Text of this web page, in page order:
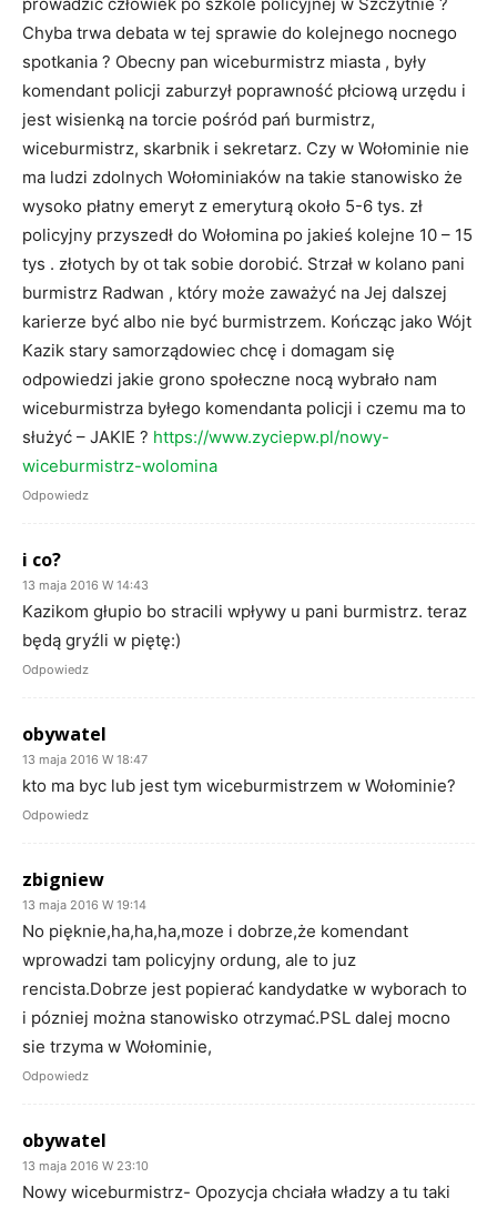
Chyba trwa debata w tej sprawie do kolejnego nocnego
spotkania ? Obecny pan wiceburmistrz miasta , były
komendant policji zaburzył poprawność płciową urzędu i
jest wisienką na torcie pośród pań burmistrz,
wiceburmistrz, skarbnik i sekretarz. Czy w Wołominie nie
ma ludzi zdolnych Wołominiaków na takie stanowisko że
wysoko płatny emeryt z emeryturą około 5-6 tys. zł
policyjny przyszedł do Wołomina po jakieś kolejne 10 – 15
tys . złotych by ot tak sobie dorobić. Strzał w kolano pani
burmistrz Radwan , który może zaważyć na Jej dalszej
karierze być albo nie być burmistrzem. Kończąc jako Wójt
Kazik stary samorządowiec chcę i domagam się
odpowiedzi jakie grono społeczne nocą wybrało nam
wiceburmistrza byłego komendanta policji i czemu ma to
służyć – JAKIE ? https://www.zyciepw.pl/nowy-
wiceburmistrz-wolomina
Odpowiedz
i co?
13 maja 2016 W 14:43
Kazikom głupio bo stracili wpływy u pani burmistrz. teraz
będą gryźli w piętę:)
Odpowiedz
obywatel
13 maja 2016 W 18:47
kto ma byc lub jest tym wiceburmistrzem w Wołominie?
Odpowiedz
zbigniew
13 maja 2016 W 19:14
No pięknie,ha,ha,ha,moze i dobrze,że komendant
wprowadzi tam policyjny ordung, ale to juz
rencista.Dobrze jest popierać kandydatke w wyborach to
i pózniej można stanowisko otrzymać.PSL dalej mocno
sie trzyma w Wołominie,
Odpowiedz
obywatel
13 maja 2016 W 23:10
Nowy wiceburmistrz- Opozycja chciała władzy a tu taki